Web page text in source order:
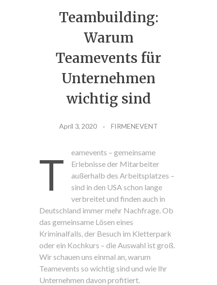
FIRMENEVENTTeambuilding:
Warum
Teamevents für
Unternehmen
wichtig sind
April 3, 2020 FIRMENEVENT
T
eamevents – gemeinsame
Erlebnisse der Mitarbeiter
außerhalb des Arbeitsplatzes –
sind in den USA schon lange
verbreitet und finden auch in
Deutschland immer mehr Nachfrage. Ob
das gemeinsame Lösen eines
Kriminalfalls, der Besuch im Kletterpark
oder ein Kochkurs – die Auswahl ist groß.
Wir schauen uns einmal an, warum
Teamevents so wichtig sind und wie Ihr
Unternehmen davon profitiert.